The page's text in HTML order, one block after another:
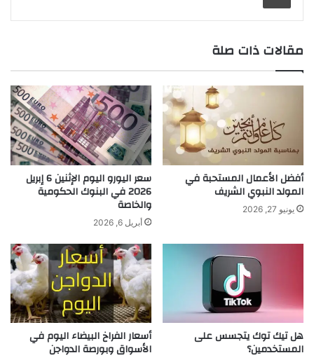
مقالات ذات صلة
أفضل الأعمال المستحبة في
المولد النبوي الشريف
يونيو 27, 2026
سعر اليورو اليوم الإثنين 6 إبريل
2026 في البنوك الحكومية
والخاصة
أبريل 6, 2026
هل تيك توك يتجسس على
المستخدمين؟
أسعار الفراخ البيضاء اليوم في
الأسواق وبورصة الدواجن